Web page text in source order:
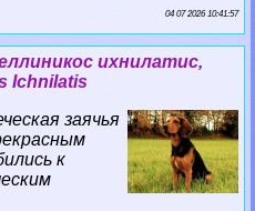
04 07 2026 10:41:57
ихнилатис,
Ichnilatis
заячья
к